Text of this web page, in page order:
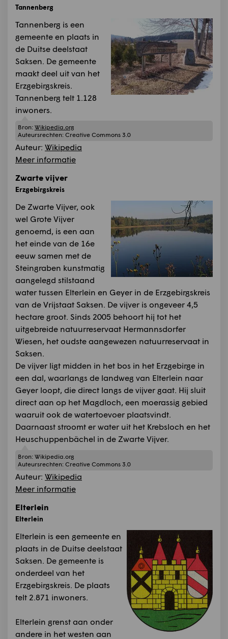
Tannenberg
Tannenberg is een
gemeente en plaats in
de Duitse deelstaat
Saksen. De gemeente
maakt deel uit van het
Erzgebirgskreis.
Tannenberg telt 1.128
inwoners.
Bron: Wikipedia.org
Auteursrechten: Creative Commons 3.0
Auteur: Wikipedia
Meer informatie
Zwarte vijver
Erzgebirgskreis
De Zwarte Vijver, ook
wel Grote Vijver
genoemd, is een aan
het einde van de 16e
eeuw samen met de
Steingraben kunstmatig
aangelegd stilstaand
water tussen Elterlein en Geyer in de Erzgebirgskreis
van de Vrijstaat Saksen. De vijver is ongeveer 4,5
hectare groot. Sinds 2005 behoort hij tot het
uitgebreide natuurreservaat Hermannsdorfer
Wiesen, het oudste aangewezen natuurreservaat in
Saksen.
De vijver ligt midden in het bos in het Erzgebirge in
een dal, waarlangs de landweg van Elterlein naar
Geyer loopt, die direct langs de vijver gaat. Hij sluit
direct aan op het Magdloch, een moerassig gebied
waaruit ook de watertoevoer plaatsvindt.
Daarnaast stroomt er water uit het Krebsloch en het
Heuschuppenbächel in de Zwarte Vijver.
Bron: Wikipedia.org
Auteursrechten: Creative Commons 3.0
Auteur: Wikipedia
Meer informatie
Elterlein
Elterlein
Elterlein is een gemeente en
plaats in de Duitse deelstaat
Saksen. De gemeente is
onderdeel van het
Erzgebirgskreis. De plaats
telt 2.871 inwoners.
Elterlein grenst aan onder
andere in het westen aan